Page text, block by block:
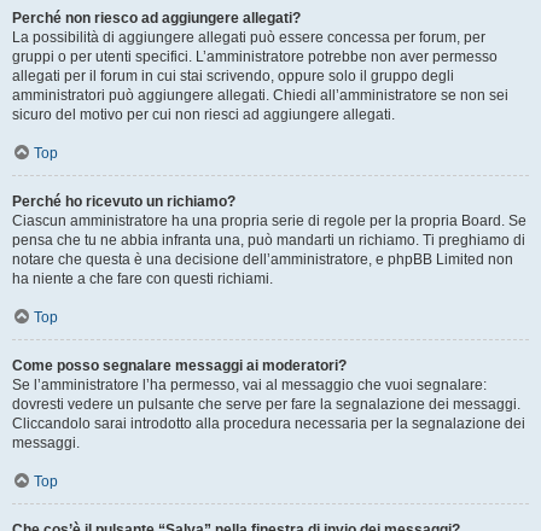
Perché non riesco ad aggiungere allegati?
La possibilità di aggiungere allegati può essere concessa per forum, per
gruppi o per utenti specifici. L’amministratore potrebbe non aver permesso
allegati per il forum in cui stai scrivendo, oppure solo il gruppo degli
amministratori può aggiungere allegati. Chiedi all’amministratore se non sei
sicuro del motivo per cui non riesci ad aggiungere allegati.
Top
Perché ho ricevuto un richiamo?
Ciascun amministratore ha una propria serie di regole per la propria Board. Se
pensa che tu ne abbia infranta una, può mandarti un richiamo. Ti preghiamo di
notare che questa è una decisione dell’amministratore, e phpBB Limited non
ha niente a che fare con questi richiami.
Top
Come posso segnalare messaggi ai moderatori?
Se l’amministratore l’ha permesso, vai al messaggio che vuoi segnalare:
dovresti vedere un pulsante che serve per fare la segnalazione dei messaggi.
Cliccandolo sarai introdotto alla procedura necessaria per la segnalazione dei
messaggi.
Top